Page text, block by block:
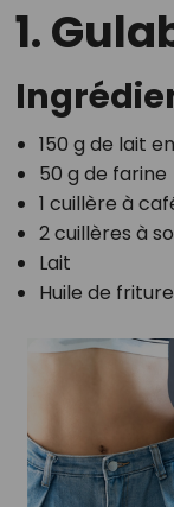
1.
150 g de lait
50 g de farine
1 cuillère à
2 cuillères à
Lait
Huile de friture